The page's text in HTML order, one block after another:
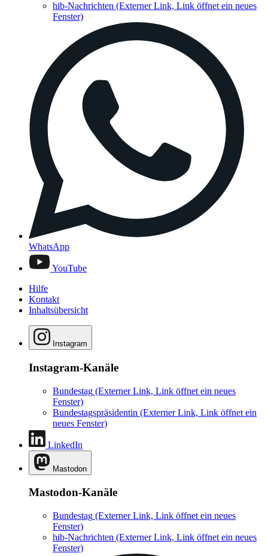
hib-Nachrichten (Externer Link, Link öffnet ein neues
Fenster)
WhatsApp
YouTube
Hilfe
Kontakt
Inhaltsübersicht
Instagram
Instagram-Kanäle
Bundestag (Externer Link, Link öffnet ein neues
Fenster)
Bundestagspräsidentin (Externer Link, Link öffnet ein
neues Fenster)
LinkedIn
Mastodon
Mastodon-Kanäle
Bundestag (Externer Link, Link öffnet ein neues
Fenster)
hib-Nachrichten (Externer Link, Link öffnet ein neues
Fenster)